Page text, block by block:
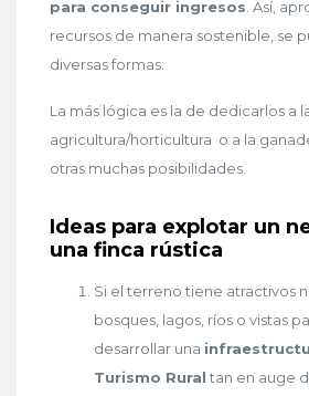
para conseguir ingresos. Así,
recursos de manera sostenible, se
diversas formas.
La más lógica es la de dedicarlos a
agricultura/horticultura o a la
otras muchas posibilidades.
Ideas para explotar un
una finca rústica
Si el terreno tiene atractivos
bosques, lagos, ríos o vistas
desarrollar una
Turismo Rural tan en auge